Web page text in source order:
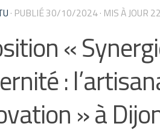
· PUBLIÉ30/10/2024· MIS À JOUR
«
:
» à